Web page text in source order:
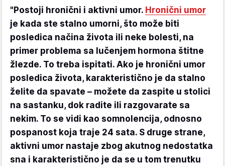
"Postoji hronični i aktivni umor. Hronični umor
je kada ste stalno umorni, što može biti
posledica načina života ili neke bolesti, na
primer problema sa lučenjem hormona štitne
žlezde. To treba ispitati. Ako je hronični umor
posledica života, karakteristično je da stalno
želite da spavate – možete da zaspite u stolici
na sastanku, dok radite ili razgovarate sa
nekim. To se vidi kao somnolencija, odnosno
pospanost koja traje 24 sata. S druge strane,
aktivni umor nastaje zbog akutnog nedostatka
sna i karakteristično je da se u tom trenutku